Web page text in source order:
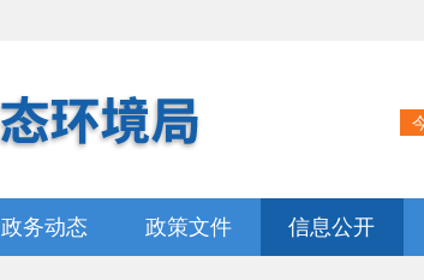
政务动态 政策文件 信息公开